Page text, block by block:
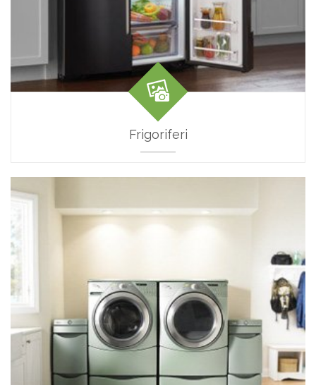
Frigoriferi